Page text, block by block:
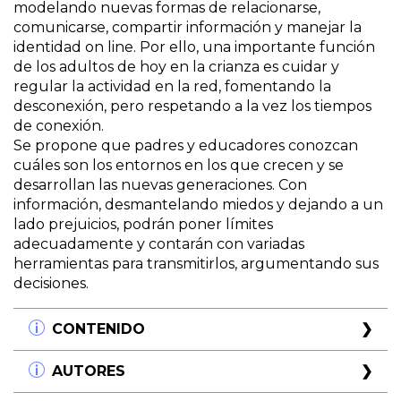
modelando nuevas formas de relacionarse,
comunicarse, compartir información y manejar la
identidad on line. Por ello, una importante función
de los adultos de hoy en la crianza es cuidar y
regular la actividad en la red, fomentando la
desconexión, pero respetando a la vez los tiempos
de conexión.
Se propone que padres y educadores conozcan
cuáles son los entornos en los que crecen y se
desarrollan las nuevas generaciones. Con
información, desmantelando miedos y dejando a un
lado prejuicios, podrán poner límites
adecuadamente y contarán con variadas
herramientas para transmitirlos, argumentando sus
decisiones.
CONTENIDO
Capítulo 1
Y ahora... ¿qué hacemos?
AUTORES